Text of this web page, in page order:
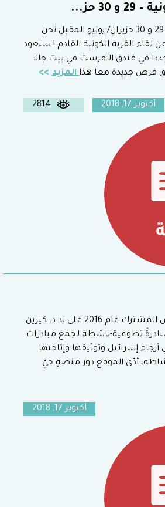
30 حز...
لقاء القرية الكونية – 29 و 30 حزيران/ يونيو المقبل نحن
لقاء القرية الكونية القادم ! سنعود
في فندق الافرست في بيت جالا
فرص جديدة معا هذاالمزيد
أكتوبر 17, 2018 2814
تأسّس موقع العيش المشترك عام 2016 على يد د. كيرين
تطوعية-ناشطة لجمع مبادرات
إسرائيل وتوثيقها وإتاحتها.
أدّى الموقع دور منصةٍ حيّ
أكتوبر 17, 2018